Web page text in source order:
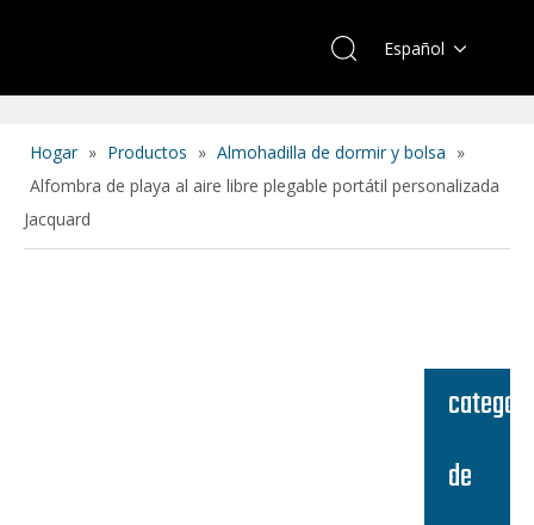
Español
Hogar » Productos » Almohadilla de dormir y bolsa »
Alfombra de playa al aire libre plegable portátil personalizada
Jacquard
de